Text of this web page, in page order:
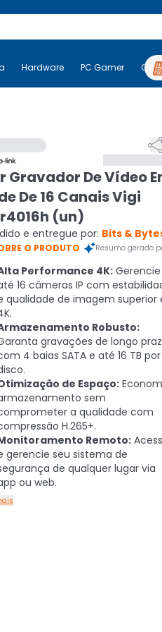
Black Ninja Hardware PC
Hardware PC Gamer
Gravador De Vídeo
De 16 Canais Vigi
(un)
e entregue por: Bits &
O PRODUTO Resumo gerado
Performance 4K: Gerencie
16 câmeras IP com
qualidade de imagem superior
Robusto:
gravações de longo
4 baias SATA e até 16 TB por
de Espaço:
sem
a qualidade com
H.265+.
Remoto:
gerencie seu sistema de
de qualquer lugar via
ou web.